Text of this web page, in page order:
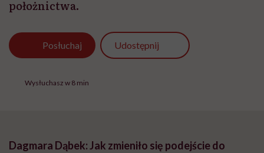
położnictwa.
Posłuchaj Udostępnij
Wysłuchasz w 8 min
Dagmara Dąbek:Jak zmieniło się podejście do